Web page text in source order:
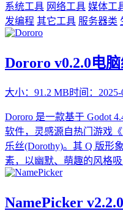
系统工具 网络工具 媒体工
发编程 其它工具 服务器类
Dororo v0.2.0电
大小： 91.2 MB时间：
Dororo 是一款基于 Godot
软件，灵感源自热门游戏
乐丝(Dorothy)。其 Q 版形
素，以幽默、萌趣的风格吸
NamePicker